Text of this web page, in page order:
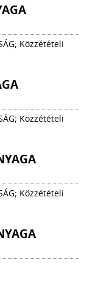
Közzétételi
Közzétételi
Közzétételi